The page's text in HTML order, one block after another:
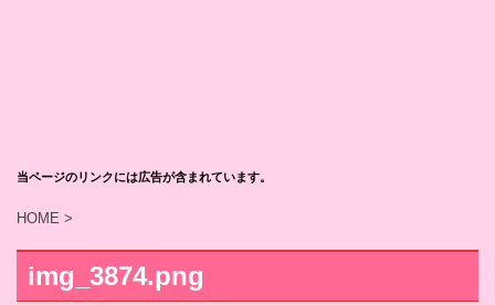
当ページのリンクには広告が含まれています。
HOME >
img_3874.png